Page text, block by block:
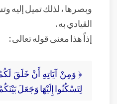
وبصرها ، لذلك تميل إليه
القيادي به .
إذاً هذا معنى قوله تعالى :
﴿ وَمِنْ آيَاتِهِ أَنْ خَلَقَ
لِتَسْكُنُوا إِلَيْهَا وَجَعَلَ